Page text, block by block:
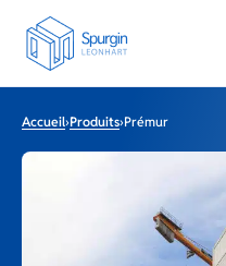
Accueil›Produits›Prémur